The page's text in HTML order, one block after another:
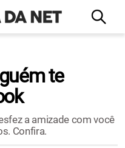
te
a amizade com você
Confira.